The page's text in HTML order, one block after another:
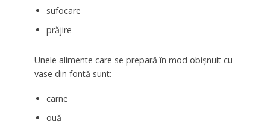
sufocare
prăjire
Unele alimente care se prepară în mod obișnuit cu
vase din fontă sunt:
carne
ouă